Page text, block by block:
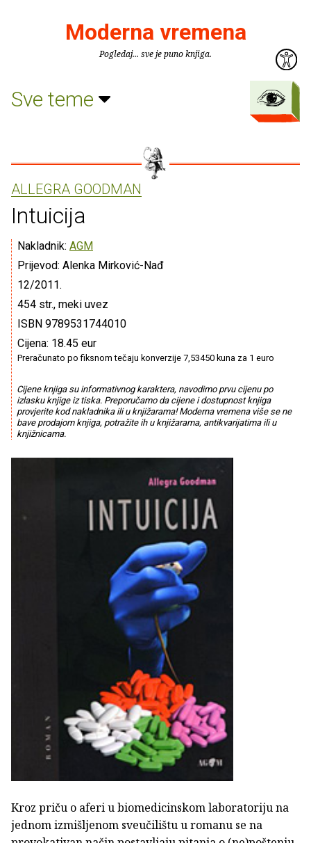
Moderna vremena
Pogledaj... sve je puno knjiga.
Sve teme
ALLEGRA GOODMAN
Intuicija
Nakladnik: AGM
Prijevod: Alenka Mirković-Nađ
12/2011.
454 str., meki uvez
ISBN 9789531744010
Cijena: 18.45 eur
Preračunato po fiksnom tečaju konverzije 7,53450 kuna za 1 euro
Cijene knjiga su informativnog karaktera, navodimo prvu cijenu po
izlasku knjige iz tiska. Preporučamo da cijene i dostupnost knjiga
provjerite kod nakladnika ili u knjižarama! Moderna vremena više se ne
bave prodajom knjiga, potražite ih u knjižarama, antikvarijatima ili u
knjižnicama.
Kroz priču o aferi u biomedicinskom laboratoriju na
jednom izmišljenom sveučilištu u romanu se na